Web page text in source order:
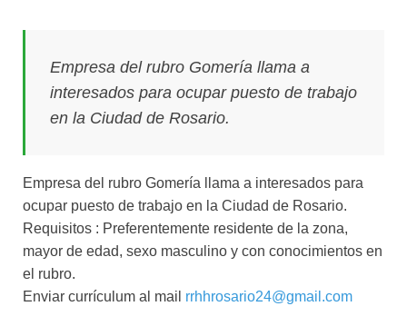
Empresa del rubro Gomería llama a
interesados para ocupar puesto de trabajo
en la Ciudad de Rosario.
Empresa del rubro Gomería llama a interesados para
ocupar puesto de trabajo en la Ciudad de Rosario.
Requisitos : Preferentemente residente de la zona,
mayor de edad, sexo masculino y con conocimientos en
el rubro.
Enviar currículum al mail rrhhrosario24@gmail.com